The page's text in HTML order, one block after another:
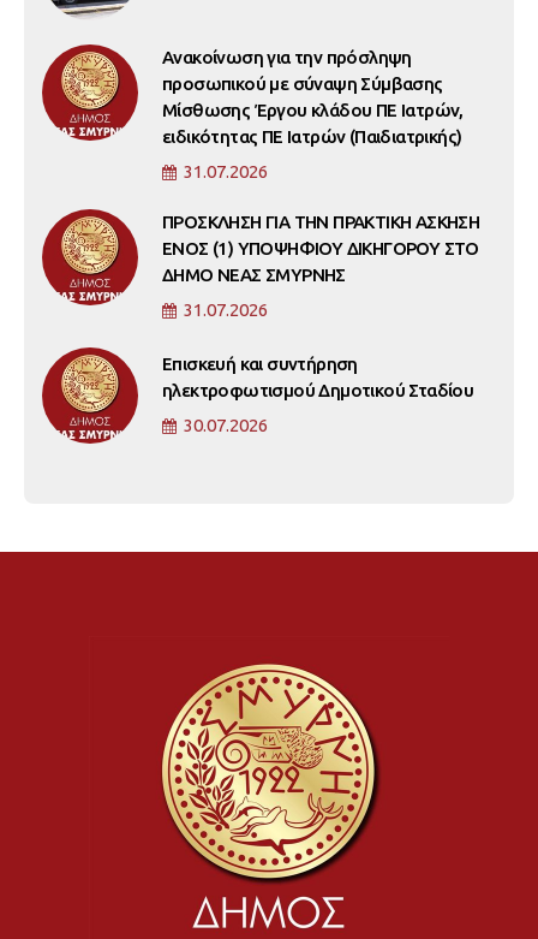
Ανακοίνωση για την πρόσληψη
προσωπικού με σύναψη Σύμβασης
Μίσθωσης Έργου κλάδου ΠΕ Ιατρών,
ειδικότητας ΠΕ Ιατρών (Παιδιατρικής)
31.07.2026
ΠΡΟΣΚΛΗΣΗ ΓΙΑ ΤΗΝ ΠΡΑΚΤΙΚΗ ΑΣΚΗΣΗ
ΕΝΟΣ (1) ΥΠΟΨΗΦΙΟΥ ΔΙΚΗΓΟΡΟΥ ΣΤΟ
ΔΗΜΟ ΝΕΑΣ ΣΜΥΡΝΗΣ
31.07.2026
Επισκευή και συντήρηση
ηλεκτροφωτισμού Δημοτικού Σταδίου
30.07.2026